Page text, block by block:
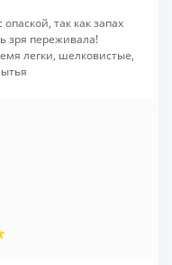
так как запах
зря переживала!
легки, шелковистые,